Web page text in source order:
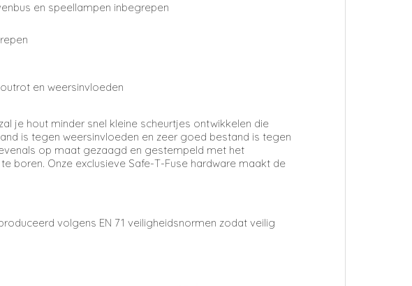
en speellampen inbegrepen
en weersinvloeden
je hout minder snel kleine scheurtjes ontwikkelen die
is tegen weersinvloeden en zeer goed bestand is tegen
op maat gezaagd en gestempeld met het
boren. Onze exclusieve Safe-T-Fuse hardware maakt de
volgens EN 71 veiligheidsnormen zodat veilig